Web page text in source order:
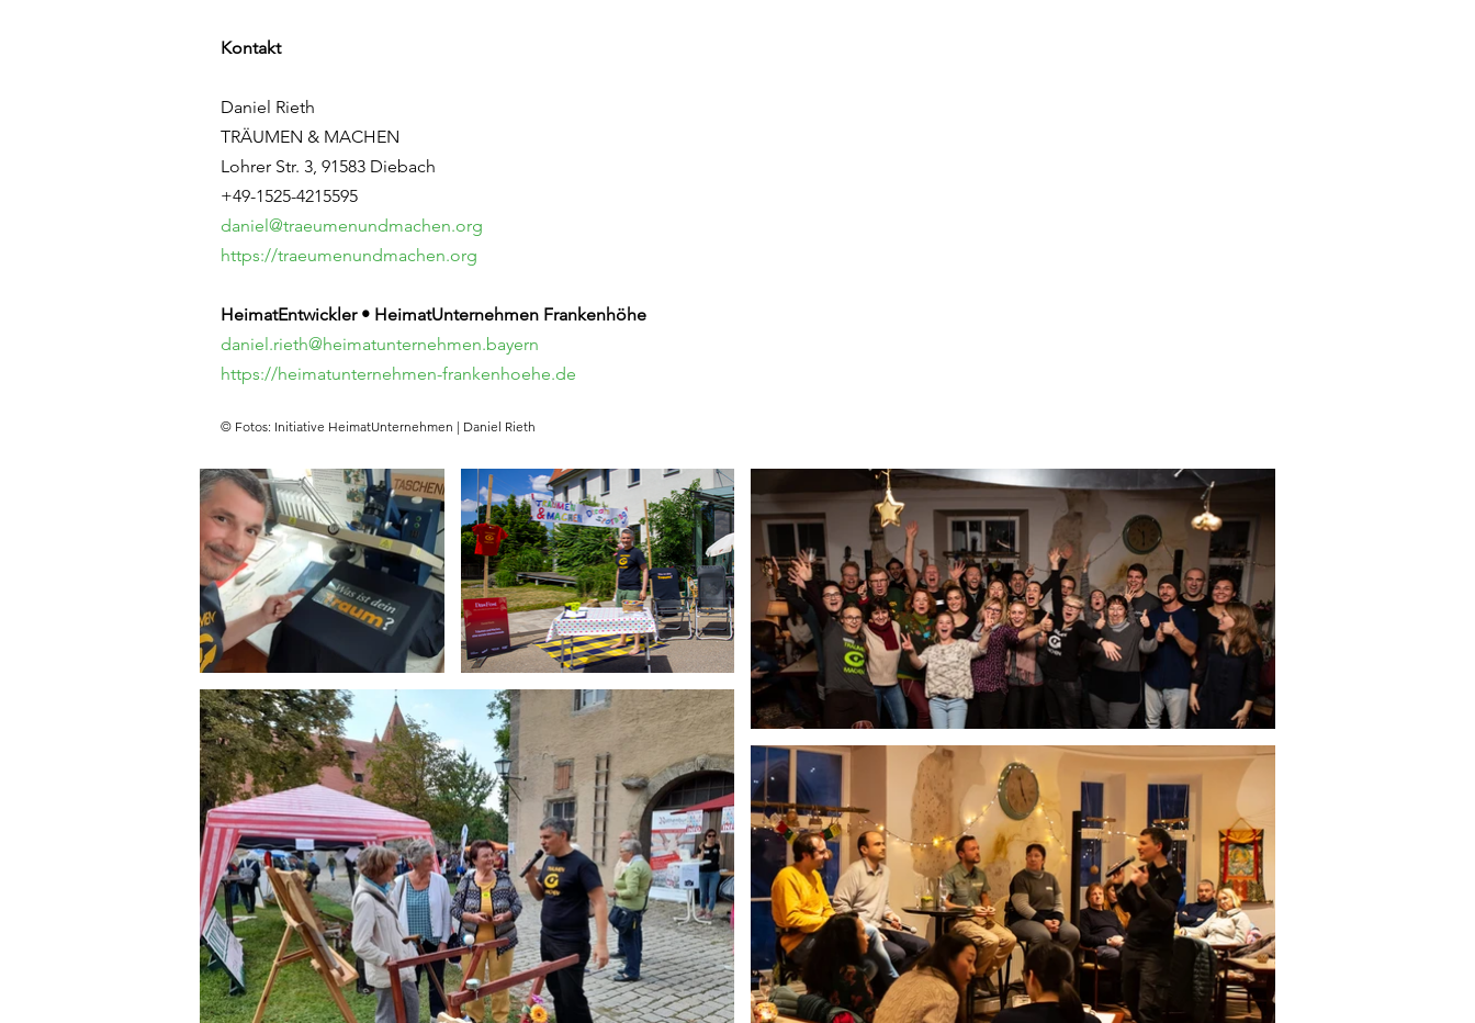
Kontakt
Daniel Rieth
TRÄUMEN & MACHEN
Lohrer Str. 3, 91583 Diebach
+49-1525-4215595
daniel@traeumenundmachen.org
https://traeumenundmachen.org
HeimatEntwickler • HeimatUnternehmen Frankenhöhe
daniel.rieth@heimatunternehmen.bayern
https://heimatunternehmen-frankenhoehe.de
© Fotos: Initiative HeimatUnternehmen | Daniel Rieth